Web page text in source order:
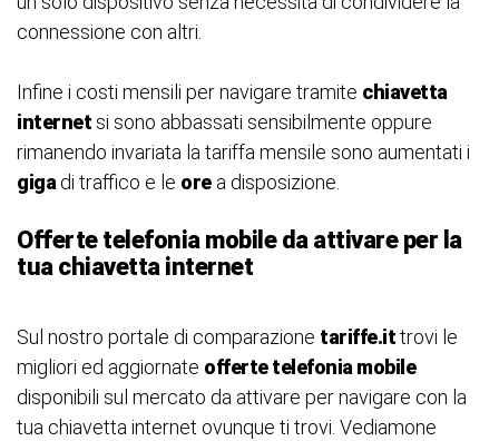
connessione con altri.
Infine i costi mensili per navigare tramite chiavetta
internet si sono abbassati sensibilmente oppure
rimanendo invariata la tariffa mensile sono aumentati i
gigadi traffico e le orea disposizione.
Offerte telefonia mobile da attivare per la
tua chiavetta internet
Sul nostro portale di comparazione tariffe.ittrovi le
migliori ed aggiornate offerte telefonia mobile
disponibili sul mercato da attivare per navigare con la
tua chiavetta internet ovunque ti trovi. Vediamone